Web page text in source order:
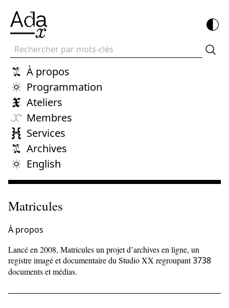
Recherche
À propos
Programmation
Ateliers
Membres
Services
Archives
English
Matricules
À propos
Lancé en 2008, Matricules un projet d’archives en ligne, un
registre imagé et documentaire du Studio XX regroupant3738
documents et médias.